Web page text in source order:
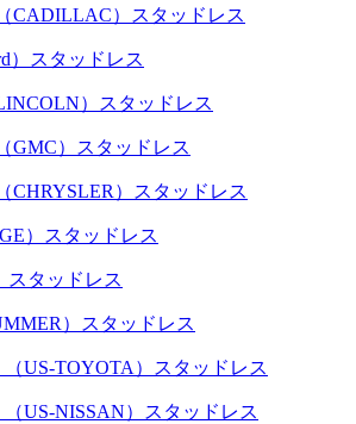
CADILLAC）スタッドレス
）スタッドレス
）スタッドレス
GMC）スタッドレス
CHRYSLER）スタッドレス
）スタッドレス
スタッドレス
）スタッドレス
TOYOTA）スタッドレス
US-NISSAN）スタッドレス